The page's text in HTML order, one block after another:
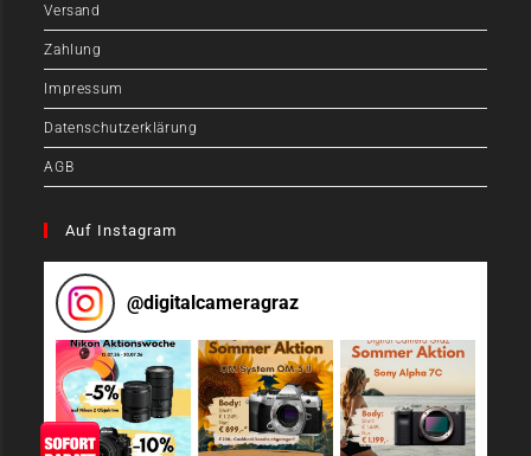
Versand
Zahlung
Impressum
Datenschutzerklärung
AGB
Auf Instagram
@digitalcameragraz